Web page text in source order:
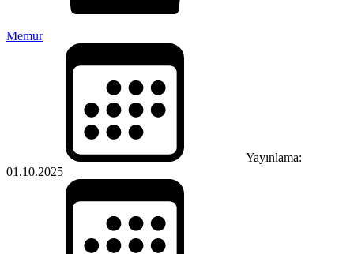
Memur
Yayınlama:
01.10.2025